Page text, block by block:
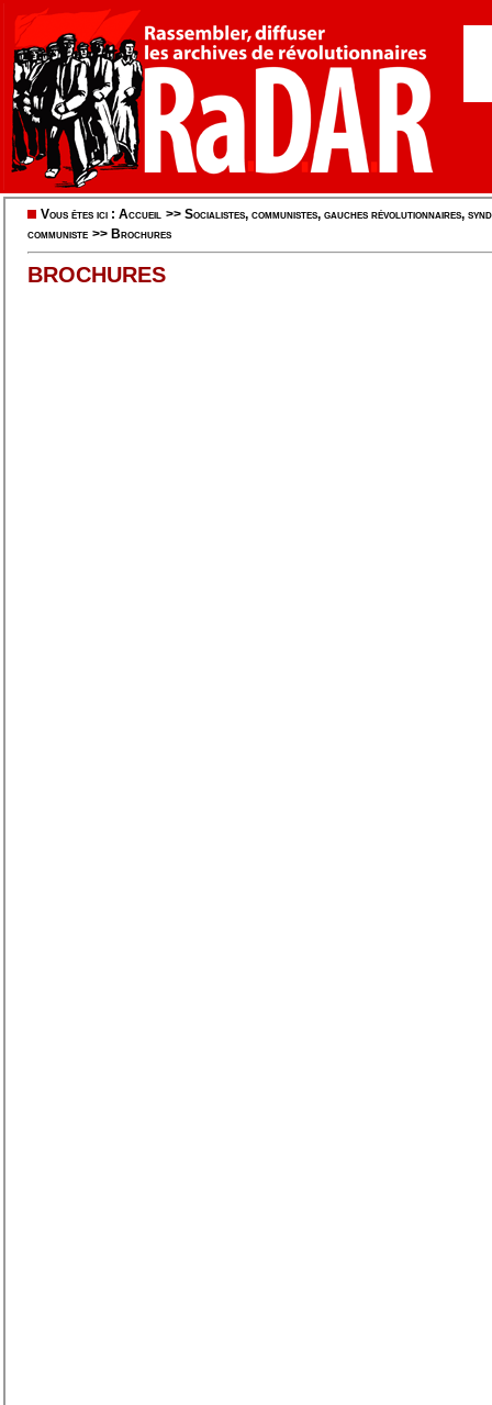
Vous êtes ici : Accueil >> Socialistes, communistes, gauches révolutionnaires,
communiste >> Brochures
BROCHURES